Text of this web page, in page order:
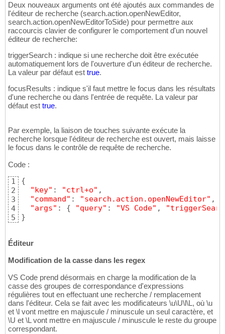
Deux nouveaux arguments ont été ajoutés aux commandes de
l'éditeur de recherche (search.action.openNewEditor,
search.action.openNewEditorToSide) pour permettre aux
raccourcis clavier de configurer le comportement d'un nouvel
éditeur de recherche:
triggerSearch : indique si une recherche doit être exécutée
automatiquement lors de l'ouverture d'un éditeur de recherche.
La valeur par défaut est true.
focusResults : indique s'il faut mettre le focus dans les résultats
d'une recherche ou dans l'entrée de requête. La valeur par
défaut est true.
Par exemple, la liaison de touches suivante exécute la
recherche lorsque l'éditeur de recherche est ouvert, mais laisse
le focus dans le contrôle de requête de recherche.
Code :
1
2
3
4
5
{
"key" : "ctrl+o" ,
"command" : "search.action.openNewEditor" ,
"args" : { "query" : "VS Code" ,
}
Éditeur
Modification de la casse dans les regex
VS Code prend désormais en charge la modification de la
casse des groupes de correspondance d'expressions
régulières tout en effectuant une recherche / remplacement
dans l'éditeur. Cela se fait avec les modificateurs \u\U\l\L, où \u
et \l vont mettre en majuscule / minuscule un seul caractère, et
\U et \L vont mettre en majuscule / minuscule le reste du groupe
correspondant.